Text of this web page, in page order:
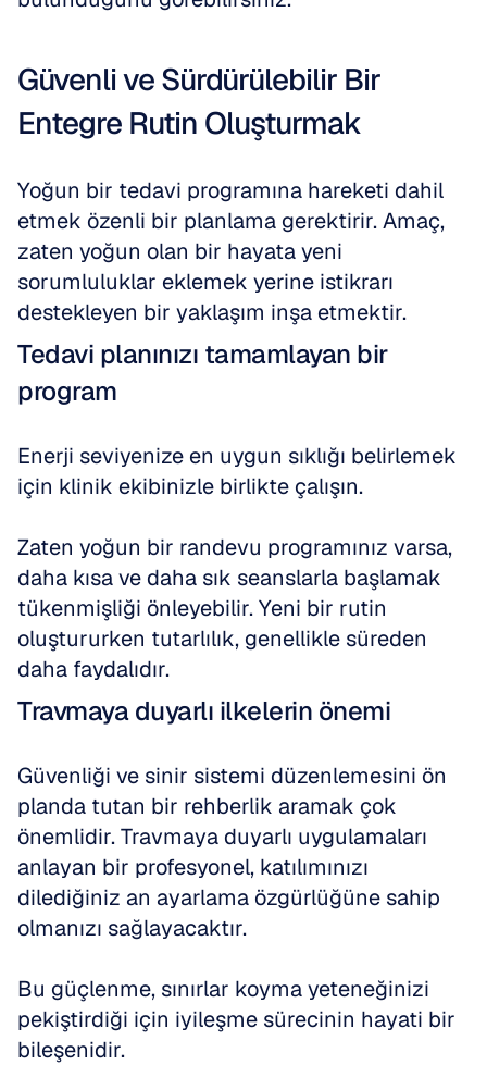
Güvenli ve Sürdürülebilir Bir
Entegre Rutin Oluşturmak
Yoğun bir tedavi programına hareketi dahil
etmek özenli bir planlama gerektirir. Amaç,
zaten yoğun olan bir hayata yeni
sorumluluklar eklemek yerine istikrarı
destekleyen bir yaklaşım inşa etmektir.
Tedavi planınızı tamamlayan bir
program
Enerji seviyenize en uygun sıklığı belirlemek
için klinik ekibinizle birlikte çalışın.
Zaten yoğun bir randevu programınız varsa,
daha kısa ve daha sık seanslarla başlamak
tükenmişliği önleyebilir. Yeni bir rutin
oluştururken tutarlılık, genellikle süreden
daha faydalıdır.
Travmaya duyarlı ilkelerin önemi
Güvenliği ve sinir sistemi düzenlemesini ön
planda tutan bir rehberlik aramak çok
önemlidir. Travmaya duyarlı uygulamaları
anlayan bir profesyonel, katılımınızı
dilediğiniz an ayarlama özgürlüğüne sahip
olmanızı sağlayacaktır.
Bu güçlenme, sınırlar koyma yeteneğinizi
pekiştirdiği için iyileşme sürecinin hayati bir
bileşenidir.